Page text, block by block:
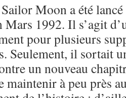
Moon a été
Mars 1992. Il s’agit
pour plusieurs
Seulement, il sortait
un nouveau
maintenir à peu près